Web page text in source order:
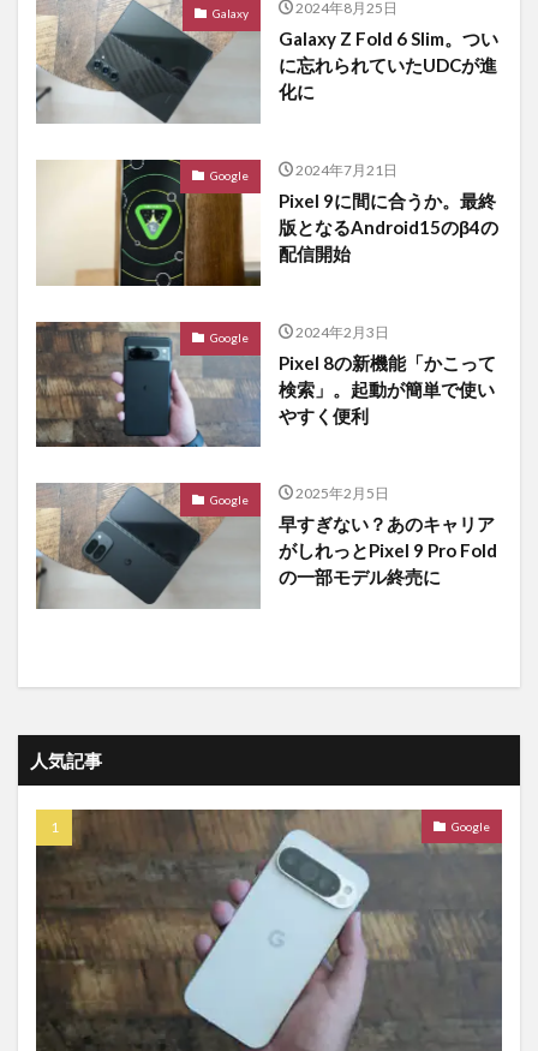
Galaxy 2024年8月25日
Galaxy Z Fold 6 Slim。つい
に忘れられていたUDCが進
化に
Google 2024年7月21日
Pixel 9に間に合うか。最終
版となるAndroid15のβ4の
配信開始
Google 2024年2月3日
Pixel 8の新機能「かこって
検索」。起動が簡単で使い
やすく便利
Google 2025年2月5日
早すぎない？あのキャリア
がしれっとPixel 9 Pro Fold
の一部モデル終売に
人気記事
Google